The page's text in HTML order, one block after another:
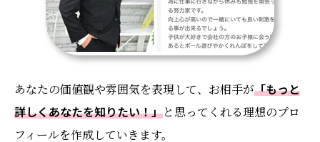
あなたの価値観や雰囲気を表現して、お相手が「もっと
詳しくあなたを知りたい！」と思ってくれる理想のプロ
フィールを作成していきます。